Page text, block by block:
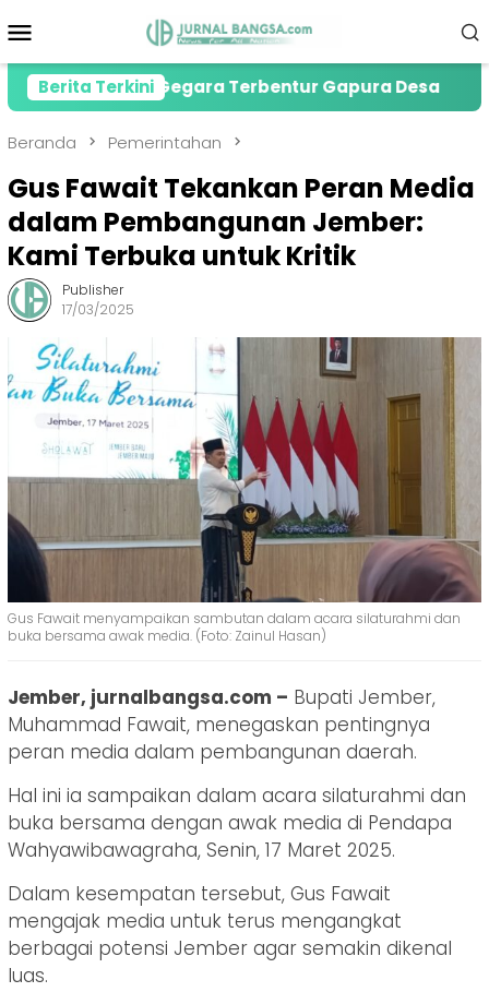
ke
Mobile
Berita Terkini
Tewas Gegara Terbentur Gapura Desa PMI
Beranda Pemerintahan
Gus Fawait Tekankan Peran Media
dalam Pembangunan Jember:
Kami Terbuka untuk Kritik
Publisher
17/03/2025
Gus Fawait menyampaikan sambutan dalam acara silaturahmi dan
buka bersama awak media. (Foto: Zainul Hasan)
Jember, jurnalbangsa.com – Bupati Jember,
Muhammad Fawait, menegaskan pentingnya
peran media dalam pembangunan daerah.
Hal ini ia sampaikan dalam acara silaturahmi dan
buka bersama dengan awak media di Pendapa
Wahyawibawagraha, Senin, 17 Maret 2025.
Dalam kesempatan tersebut, Gus Fawait
mengajak media untuk terus mengangkat
berbagai potensi Jember agar semakin dikenal
luas.